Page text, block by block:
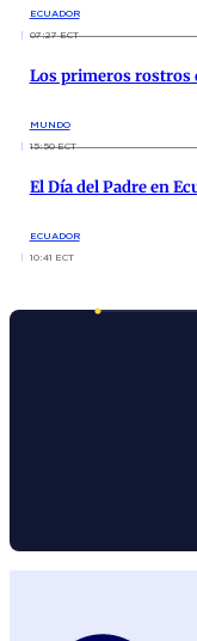
ECUADOR
07:27 ECT
Los primeros rostros
MUNDO
15:50 ECT
El Día del Padre en
ECUADOR
10:41 ECT